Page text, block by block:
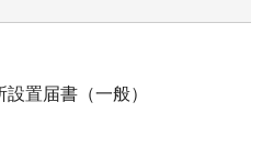
置届書（一般）